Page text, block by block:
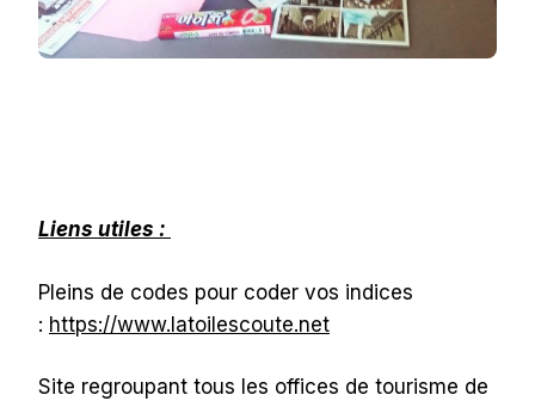
Liens utiles :
Pleins de codes pour coder vos indices
: https://www.latoilescoute.net
Site regroupant tous les offices de tourisme de